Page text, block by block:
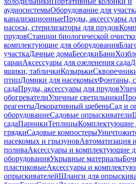
аудиосистемыОборудование для
канализационныеПруды, аксессуары
насосы, стерилизаторы для прудов
прудовСтанции биологической
комплектующие для оборудования
участкаДачные домаБеседкиБани
сараиАксессуары для озеленения сада
ящики, табличкиКозырьки
птицДомики для насекомыхФонтаны,
садаПруды, аксессуары для прудов
обогревателиУличные светильники
реагентыДекоративный щебеньСад и
оборудованиеСадовые опрыскиватели
садаПарникиТеплицыКомплектующие
грядкиСадовые компостеры
насекомых и грызуновАвтоматизация
поливаАксессуары и комплектующие
оборудованияУкрывные материалы
пластиковыеАксессуары и
опрыскивателейШланги для